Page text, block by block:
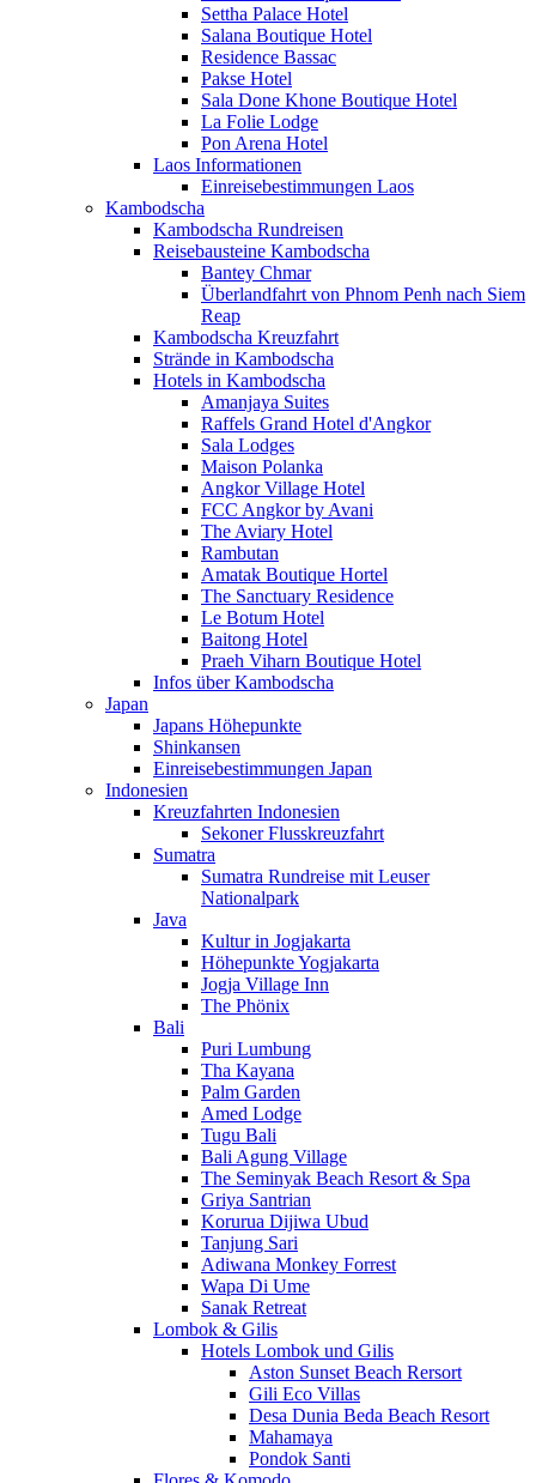
Settha Palace Hotel
Salana Boutique Hotel
Residence Bassac
Pakse Hotel
Sala Done Khone Boutique Hotel
La Folie Lodge
Pon Arena Hotel
Laos Informationen
Einreisebestimmungen Laos
Kambodscha
Kambodscha Rundreisen
Reisebausteine Kambodscha
Bantey Chmar
Überlandfahrt von Phnom Penh nach Siem
Reap
Kambodscha Kreuzfahrt
Strände in Kambodscha
Hotels in Kambodscha
Amanjaya Suites
Raffels Grand Hotel d'Angkor
Sala Lodges
Maison Polanka
Angkor Village Hotel
FCC Angkor by Avani
The Aviary Hotel
Rambutan
Amatak Boutique Hortel
The Sanctuary Residence
Le Botum Hotel
Baitong Hotel
Praeh Viharn Boutique Hotel
Infos über Kambodscha
Japan
Japans Höhepunkte
Shinkansen
Einreisebestimmungen Japan
Indonesien
Kreuzfahrten Indonesien
Sekoner Flusskreuzfahrt
Sumatra
Sumatra Rundreise mit Leuser
Nationalpark
Java
Kultur in Jogjakarta
Höhepunkte Yogjakarta
Jogja Village Inn
The Phönix
Bali
Puri Lumbung
Tha Kayana
Palm Garden
Amed Lodge
Tugu Bali
Bali Agung Village
The Seminyak Beach Resort & Spa
Griya Santrian
Korurua Dijiwa Ubud
Tanjung Sari
Adiwana Monkey Forrest
Wapa Di Ume
Sanak Retreat
Lombok & Gilis
Hotels Lombok und Gilis
Aston Sunset Beach Rersort
Gili Eco Villas
Desa Dunia Beda Beach Resort
Mahamaya
Pondok Santi